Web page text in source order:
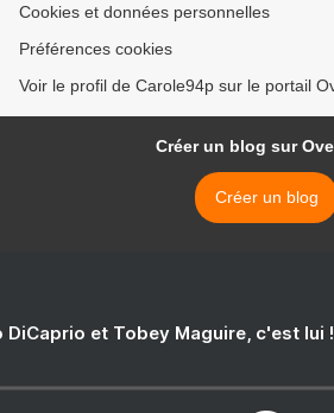
Cookies et données personnelles
Préférences cookies
Voir le profil de Carole94p sur le portail
Créer un blog sur
Créer un blog
DiCaprio et Tobey Maguire, c'est lui